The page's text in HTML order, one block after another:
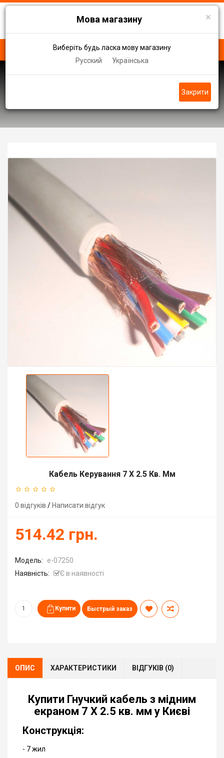
×
Мова магазину
Виберіть будь ласка мову магазину
Русский
Українська
Закрити
Кабель Керування 7 Х 2.5 Кв. Мм
0 відгуків / Написати відгук
514.42 грн.
Модель:
e-07250
Наявність:
Є в наявності
Быстрый заказ
ОПИС ХАРАКТЕРИСТИКИ ВІДГУКІВ (0)
Купити Гнучкий кабель з мідним
екраном 7 Х 2.5 кв. мм у Києві
Конструкція:
- 7 жил